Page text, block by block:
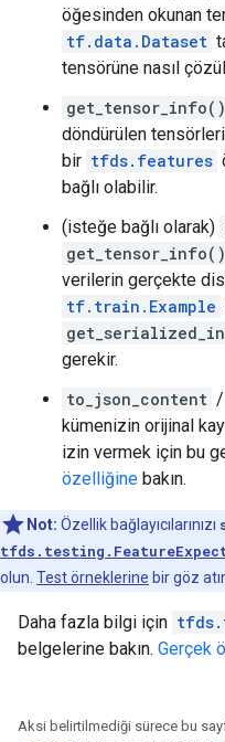
öğesinden okunan
tf.data.Dataset
tensörüne nasıl
get_tensor_info()
döndürülen
bir tfds.features
bağlı olabilir.
(isteğe bağlı olarak)
get_tensor_info()
verilerin gerçekte
tf.train.Example
gerekir.
to_json_content /
kümenizin orijinal
izin vermek için bu
özelliğine bakın.
Not: Özellik bağlayıcılarınızı
olun. Test örneklerine bir göz
Daha fazla bilgi için
belgelerine bakın. Gerçek
Aksi belirtilmediği sürece bu